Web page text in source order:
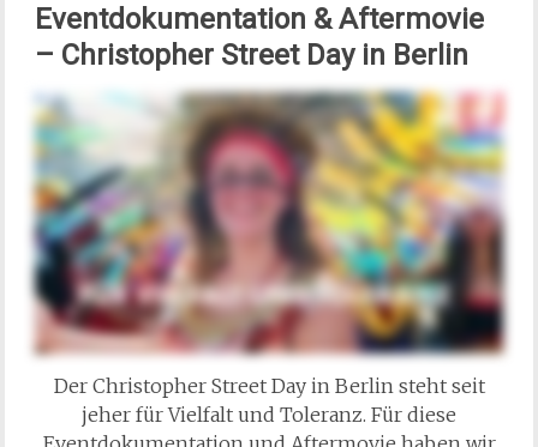
Eventdokumentation & Aftermovie
– Christopher Street Day in Berlin
Der Christopher Street Day in Berlin steht seit
jeher für Vielfalt und Toleranz. Für diese